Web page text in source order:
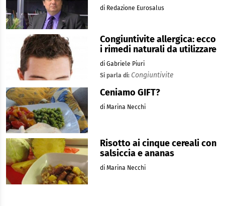
di Redazione Eurosalus
Congiuntivite allergica: ecco
i rimedi naturali da utilizzare
di Gabriele Piuri
Si parla di: Congiuntivite
Ceniamo GIFT?
di Marina Necchi
Risotto ai cinque cereali con
salsiccia e ananas
di Marina Necchi